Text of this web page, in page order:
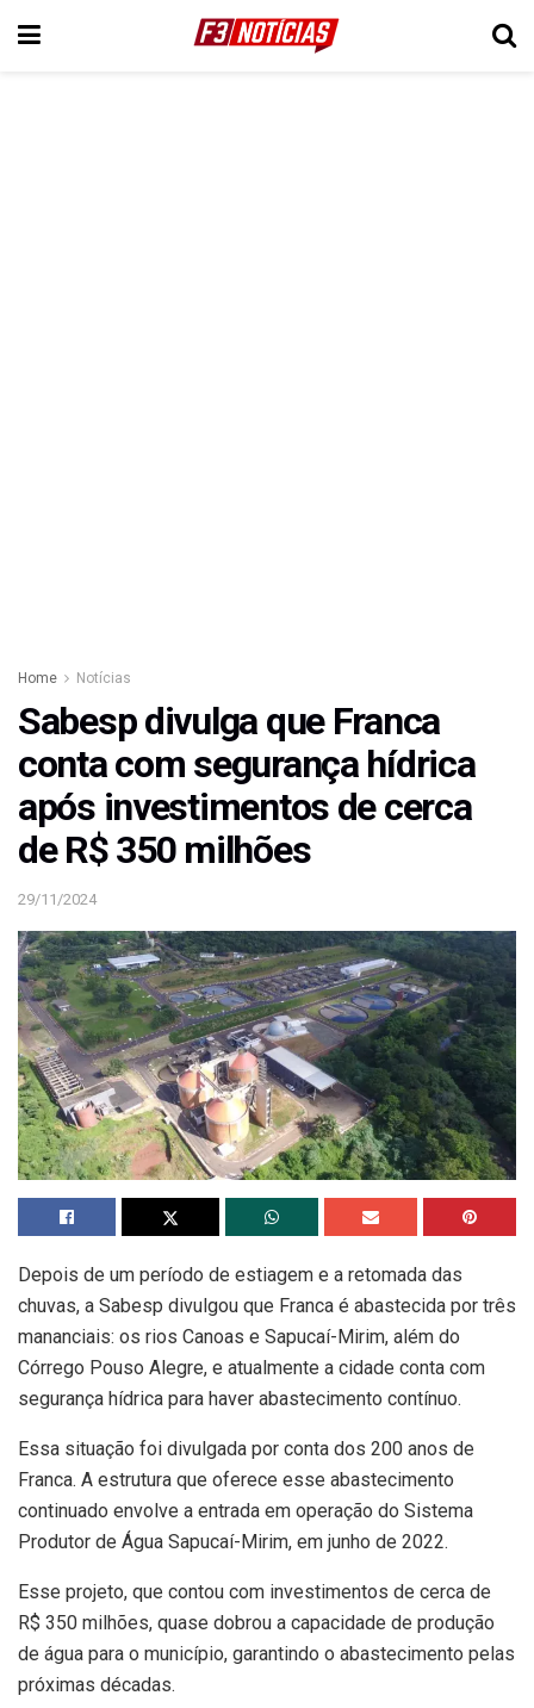
Home Notícias
Sabesp divulga que Franca
conta com segurança hídrica
após investimentos de cerca
de R$ 350 milhões
29/11/2024
Depois de um período de estiagem e a retomada das
chuvas, a Sabesp divulgou que Franca é abastecida por três
mananciais: os rios Canoas e Sapucaí-Mirim, além do
Córrego Pouso Alegre, e atualmente a cidade conta com
segurança hídrica para haver abastecimento contínuo.
Essa situação foi divulgada por conta dos 200 anos de
Franca. A estrutura que oferece esse abastecimento
continuado envolve a entrada em operação do Sistema
Produtor de Água Sapucaí-Mirim, em junho de 2022.
Esse projeto, que contou com investimentos de cerca de
R$ 350 milhões, quase dobrou a capacidade de produção
de água para o município, garantindo o abastecimento pelas
próximas décadas.